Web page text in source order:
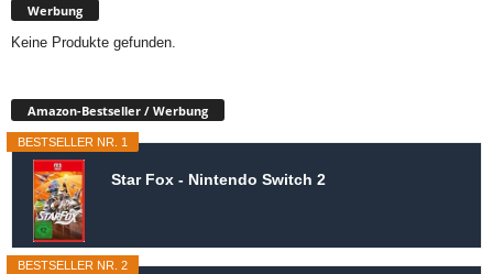
Werbung
Keine Produkte gefunden.
Amazon-Bestseller / Werbung
BESTSELLER NR. 1
Star Fox - Nintendo Switch 2
BESTSELLER NR. 2